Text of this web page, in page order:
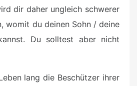
dir daher ungleich schwerer
womit du deinen Sohn / deine
Du solltest aber nicht
lang die Beschützer ihrer